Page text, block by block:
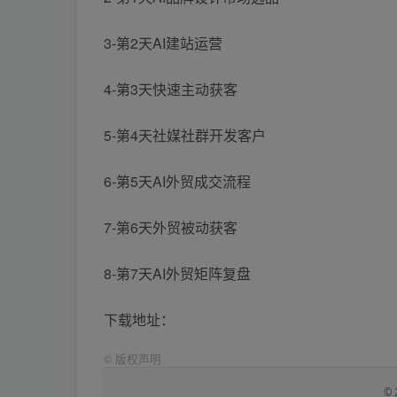
3-第2天AI建站运营
4-第3天快速主动获客
5-第4天社媒社群开发客户
6-第5天AI外贸成交流程
7-第6天外贸被动获客
8-第7天AI外贸矩阵复盘
下载地址：
© 版权声明
©